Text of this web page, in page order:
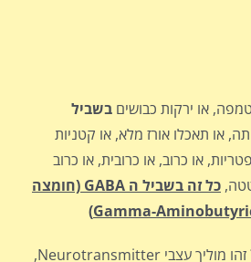
או ירקות כבושים בשביל
או תאכלו אורז מלא, או קטניות
או כרוב, או כרובית, או כרוב
כל זה בשביל ה GABA (חומצה
Gamma-
)
אז מה זה לעזאזל גאבא? זהו מוליך עצבי Neurotransmitter,